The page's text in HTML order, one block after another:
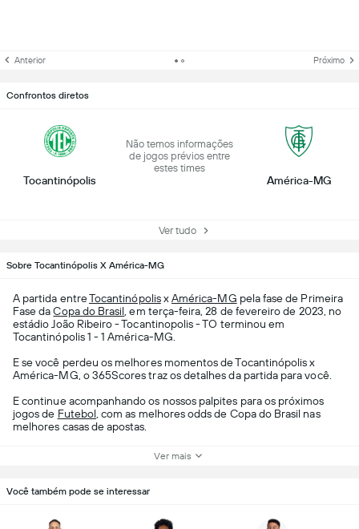
Anterior Próximo
Confrontos diretos
Tocantinópolis
Não temos informações
de jogos prévios entre
estes times
América-MG
Ver tudo
Sobre Tocantinópolis X América-MG
A partida entreTocantinópolisxAmérica-MG pela fase de Primeira
Fase daCopa do Brasil , em terça-feira, 28 de fevereiro de 2023, no
estádio João Ribeiro - Tocantinopolis - TO terminou em
Tocantinópolis 1 - 1 América-MG.
E se você perdeu os melhores momentos de Tocantinópolis x
América-MG, o 365Scores traz os detalhes da partida para você.
E continue acompanhando os nossos palpites para os próximos
jogos de Futebol , com as melhores odds de Copa do Brasil nas
melhores casas de apostas.
Ver mais
Você também pode se interessar